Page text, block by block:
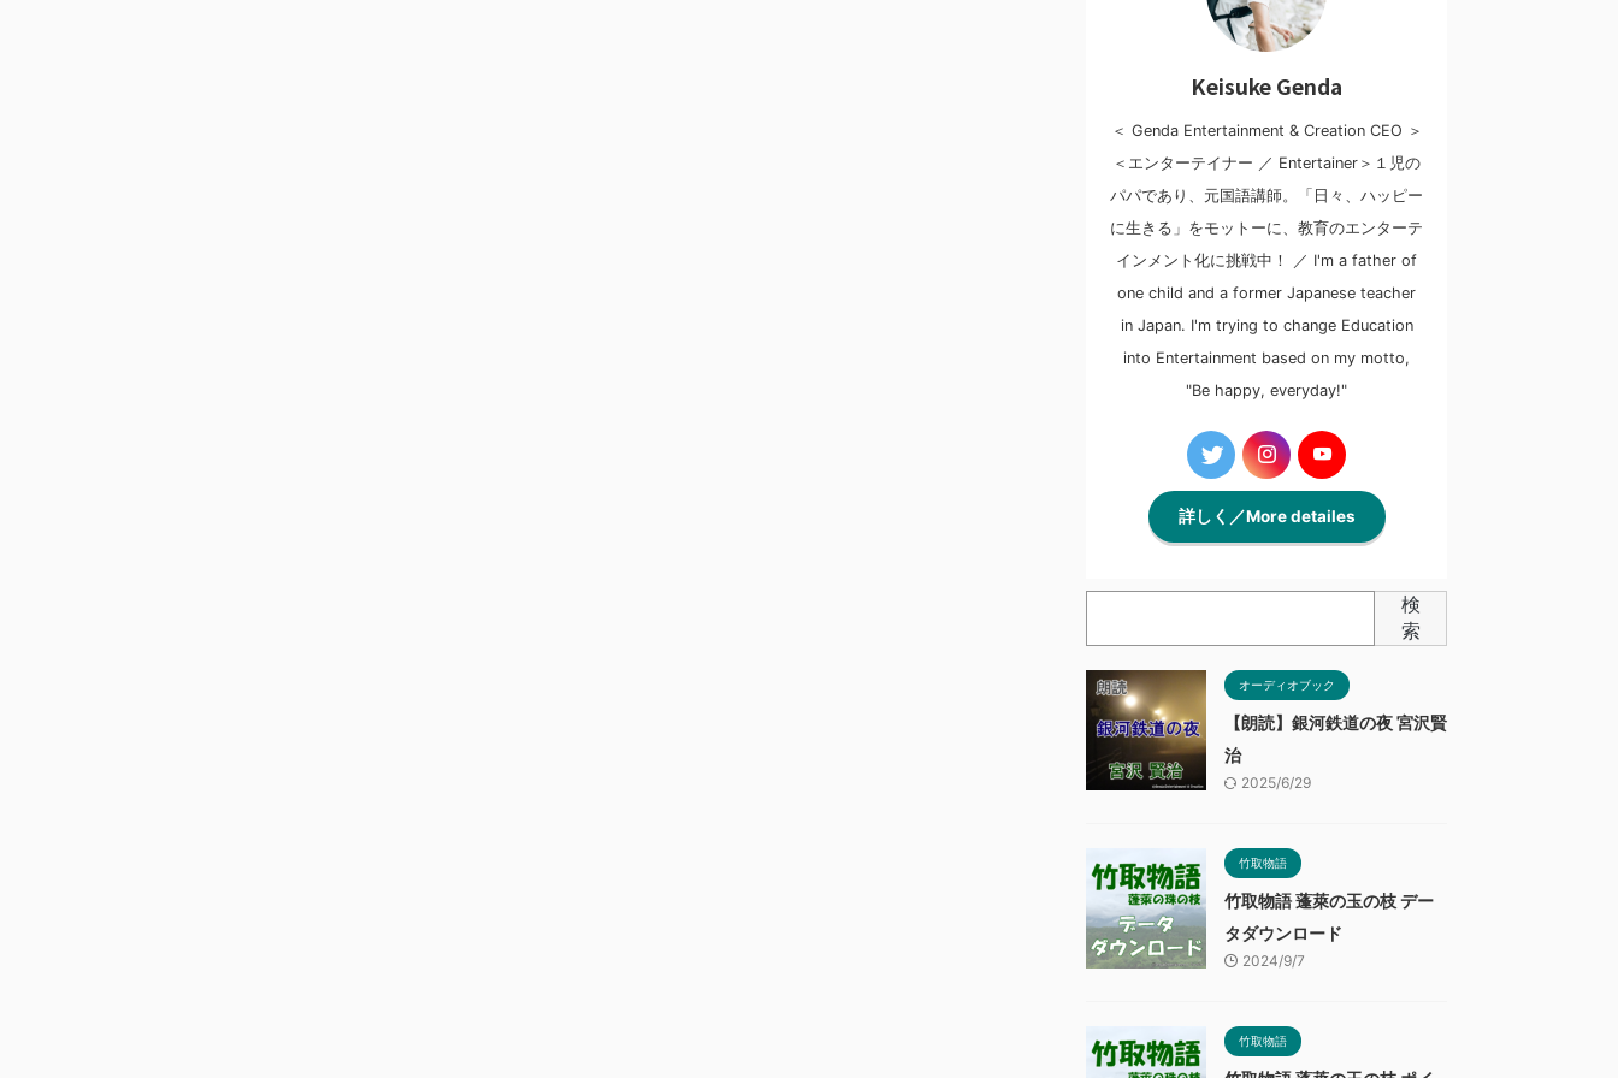
Keisuke Genda
＜ Genda Entertainment & Creation CEO ＞
＜エンターテイナー ／ Entertainer＞１児の
パパであり、元国語講師。「日々、ハッピー
に生きる」をモットーに、教育のエンターテ
インメント化に挑戦中！ ／ I'm a father of
one child and a former Japanese teacher
in Japan. I'm trying to change Education
into Entertainment based on my motto,
"Be happy, everyday!"
詳しく／More detailes
検
索
オーディオブック
【朗読】銀河鉄道の夜 宮沢賢
治
2025/6/29
竹取物語
竹取物語 蓬萊の玉の枝 デー
タダウンロード
2024/9/7
竹取物語